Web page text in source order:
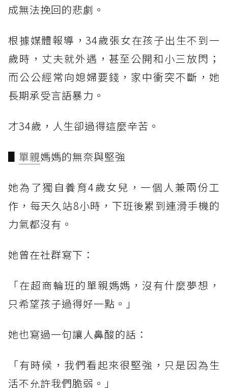
成無法挽回的悲劇。
根據媒體報導，34歲張女在孩子出生不到一
歲時，丈夫就外遇，甚至公開和小三放閃；
而公公經常向媳婦要錢，家中衝突不斷，她
長期承受言語暴力。
才34歲，人生卻過得這麼辛苦。
▋ 單親媽媽的無奈與堅強
她為了獨自養育4歲女兒，一個人兼兩份工
作，每天久站8小時，下班後累到連滑手機的
力氣都沒有。
她曾在社群寫下：
「在超商輪班的單親媽媽，沒有什麼夢想，
只希望孩子過得好一點。」
她也寫過一句讓人鼻酸的話：
「有時候，我們看起來很堅強，只是因為生
活不允許我們脆弱。」